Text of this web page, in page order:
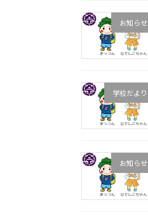
お知らせ
学校だより
お知らせ